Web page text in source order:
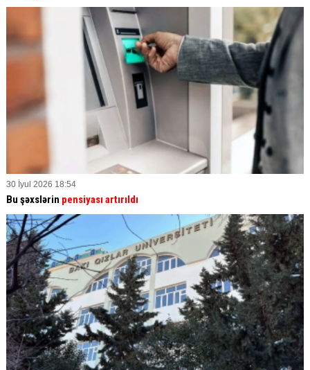
30 İyul 2026 18:54
Bu şəxslərin pensiyası artırıldı